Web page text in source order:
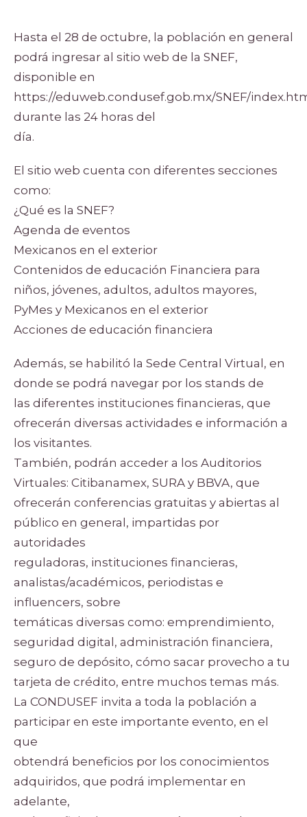
Hasta el 28 de octubre, la población en general
podrá ingresar al sitio web de la SNEF,
disponible en
https://eduweb.condusef.gob.mx/SNEF/
durante las 24 horas del
día.
El sitio web cuenta con diferentes secciones
como:
¿Qué es la SNEF?
Agenda de eventos
Mexicanos en el exterior
Contenidos de educación Financiera para
niños, jóvenes, adultos, adultos mayores,
PyMes y Mexicanos en el exterior
Acciones de educación financiera
Además, se habilitó la Sede Central Virtual, en
donde se podrá navegar por los stands de
las diferentes instituciones financieras, que
ofrecerán diversas actividades e información a
los visitantes.
También, podrán acceder a los Auditorios
Virtuales: Citibanamex, SURA y BBVA, que
ofrecerán conferencias gratuitas y abiertas al
público en general, impartidas por
autoridades
reguladoras, instituciones financieras,
analistas/académicos, periodistas e
influencers, sobre
temáticas diversas como: emprendimiento,
seguridad digital, administración financiera,
seguro de depósito, cómo sacar provecho a tu
tarjeta de crédito, entre muchos temas más.
La CONDUSEF invita a toda la población a
participar en este importante evento, en el
que
obtendrá beneficios por los conocimientos
adquiridos, que podrá implementar en
adelante,